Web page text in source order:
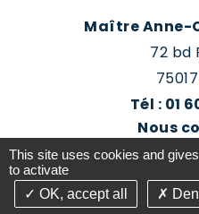
Maître Anne-
72 bd
Tél : 01
Nous
Prendre
This site uses cookies and
to activate
OK, accept all